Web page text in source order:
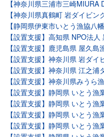
【神奈川県三浦市三崎MIURA
【神奈川県真鶴町 岩ダイビン
【静岡県伊東市いとう漁協八
【設置支援】高知県 NPO法
【設置支援】鹿児島県 屋久島
【設置支援】神奈川県 岩ダイ
【設置支援】神奈川県 江之
【設置支援】神奈川県みうら
【設置支援】静岡県 いとう漁
【設置支援】静岡県 いとう
【設置支援】静岡県 いとう
【設置支援】静岡県 いとう